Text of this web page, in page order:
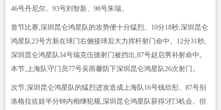
46号丹尼尔、93号刘智新、98号朱瑞。
首节比赛,深圳昆仑鸿星队的攻势便十分猛烈。10分18秒,深圳昆仑
鸿星队23号方新在球门右侧接球后大力挥杆射门命中。12分31秒,
深圳昆仑鸿星队34号瑞克伍德射门被挡出,87号赵启男补射命中。
本节,上海队守门员77号吴雨馨防下深圳昆仑鸿星队26次射门。
次节,深圳昆仑鸿星队的猛烈进攻造成上海队16号钱欣彤、87号别
洛格拉佐娃半分钟内相继犯规,深圳昆仑鸿星队获得5打3机会。但